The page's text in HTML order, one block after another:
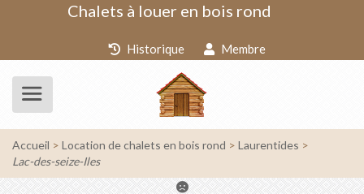
Chalets à louer en bois rond
Historique Membre
Accueil Location de chalets en bois rond
Laurentides
Lac-des-seize-Iles